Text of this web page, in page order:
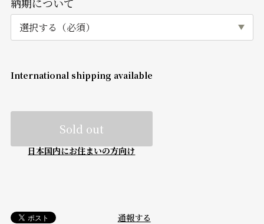
International shipping available
Sold out
日本国内にお住まいの方向け
通報する